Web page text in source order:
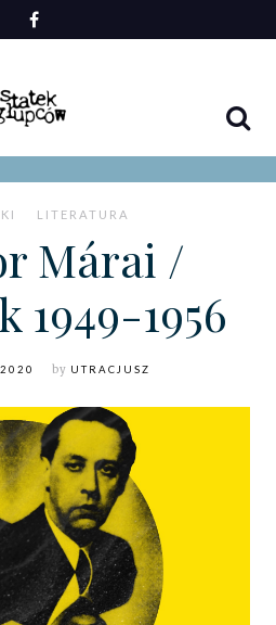
LITERATURA
Márai /
1949-1956
by UTRACJUSZ